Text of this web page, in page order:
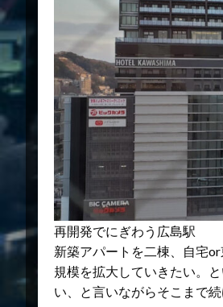
再開発でにぎわう広島駅
新築アパートを二棟、自宅
規模を拡大していきたい。
い、と言いながらそこまで